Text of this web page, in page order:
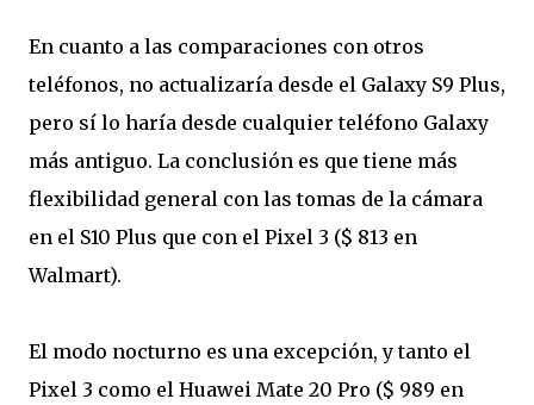
En cuanto a las comparaciones con otros
teléfonos, no actualizaría desde el Galaxy S9 Plus,
pero sí lo haría desde cualquier teléfono Galaxy
más antiguo. La conclusión es que tiene más
flexibilidad general con las tomas de la cámara
en el S10 Plus que con el Pixel 3 ($ 813 en
Walmart).
El modo nocturno es una excepción, y tanto el
Pixel 3 como el Huawei Mate 20 Pro ($ 989 en